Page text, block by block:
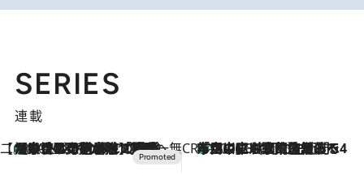
SERIES
連載
【CREA×星野リゾート】唯一無二。癒しと発見が待つ場所へ
2026.8.7
【トンボの足水浴】ヒノキの香りに包まれて涼感マックス！約13℃の湧水かけ流しを避暑地「星野温泉 トンボの湯」で体験 CREA'S CHOICE
2026.8.7
「立川にも歌舞伎があるんだよ」 片岡仁左衛門・市川中車ら豪華座組みで4年目の立川立飛歌舞伎へ